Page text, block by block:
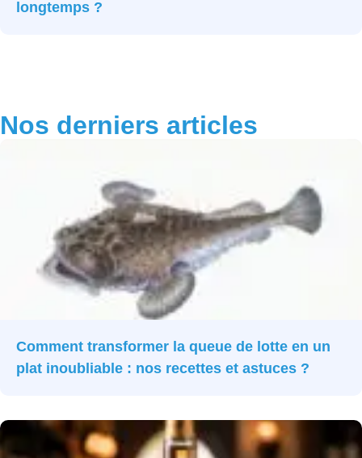
longtemps ?
Nos derniers articles
Comment transformer la queue de lotte en un
plat inoubliable : nos recettes et astuces ?